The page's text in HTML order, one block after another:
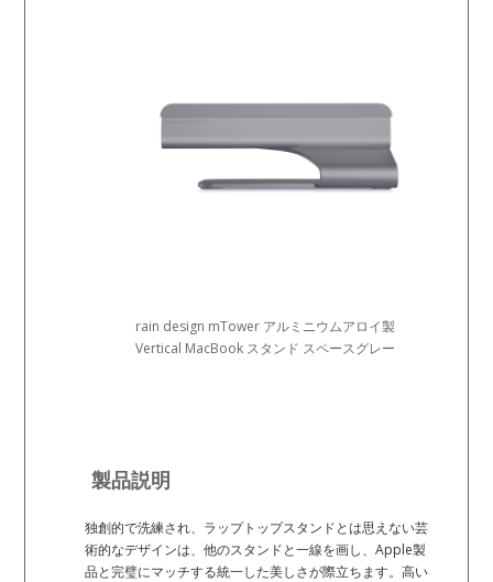
rain design mTower アルミニウムアロイ製
Vertical MacBook スタンド スペースグレー
製品説明
独創的で洗練され、ラップトップスタンドとは思えない芸
術的なデザインは、他のスタンドと一線を画し、Apple製
品と完璧にマッチする統一した美しさが際立ちます。高い